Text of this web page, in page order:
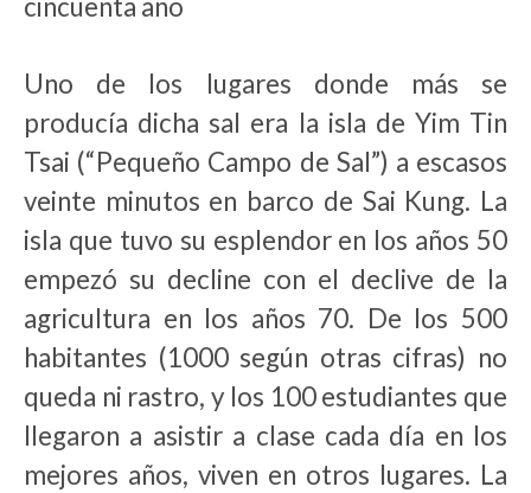
cincuenta año
Uno de los lugares donde más se
producía dicha sal era la isla de Yim Tin
Tsai (“Pequeño Campo de Sal”) a escasos
veinte minutos en barco de Sai Kung. La
isla que tuvo su esplendor en los años 50
empezó su decline con el declive de la
agricultura en los años 70. De los 500
habitantes (1000 según otras cifras) no
queda ni rastro, y los 100 estudiantes que
llegaron a asistir a clase cada día en los
mejores años, viven en otros lugares. La